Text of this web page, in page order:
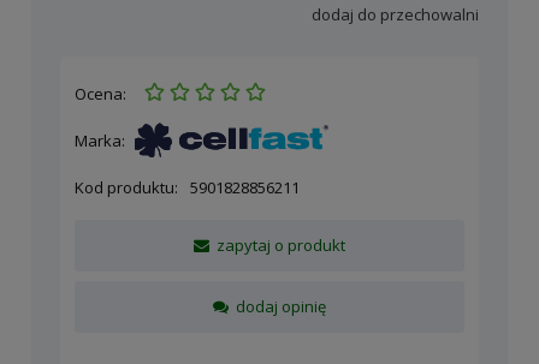
dodaj do przechowalni
Ocena:
Marka:
Kod produktu: 5901828856211
zapytaj o produkt
dodaj opinię